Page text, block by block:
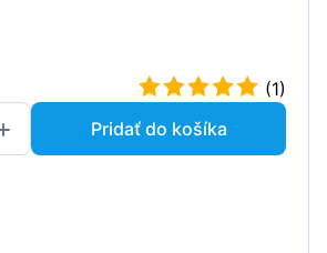
(1)
Pridať do košíka